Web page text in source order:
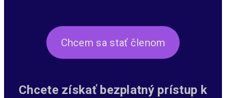
Chcem sa stať členom
Chcete získať bezplatný prístup k